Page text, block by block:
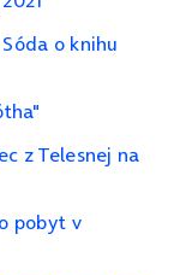
o knihu
z Telesnej na
pobyt v